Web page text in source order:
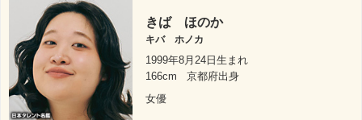
きば ほのか
キバ ホノカ
1999年8月24日生まれ
166cm
京都府出身
女優